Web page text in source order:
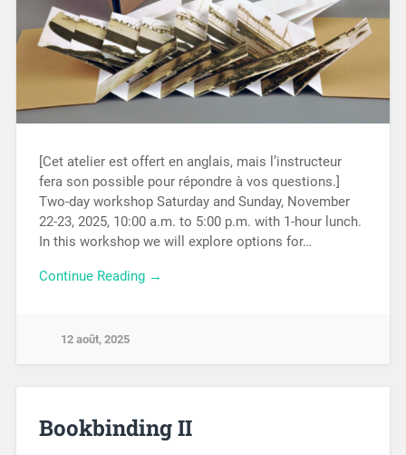
[Cet atelier est offert en anglais, mais l’instructeur
fera son possible pour répondre à vos questions.]
Two-day workshop Saturday and Sunday, November
22-23, 2025, 10:00 a.m. to 5:00 p.m. with 1-hour lunch.
In this workshop we will explore options for…
Continue Reading →
12 août, 2025
Bookbinding II